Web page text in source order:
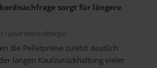
sorgt für längere
• Josef Weichslberger
die Pelletpreise zuletzt deutlich
langen Kaufzurückhaltung vieler